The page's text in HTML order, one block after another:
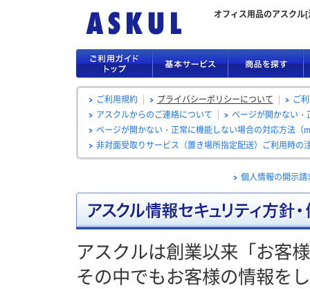
オフィス用品のアスクル
ご利用規約 プライバシーポリシーについて
ご
アスクルからのご連絡について
ページが開かない・
ページが開かない・正常に機能しない場合の対応方法（
非対面受取りサービス（置き場所指定配送）ご利用時の
個人情報の開示請
アスクルは創業以来「お客
その中でもお客様の情報を